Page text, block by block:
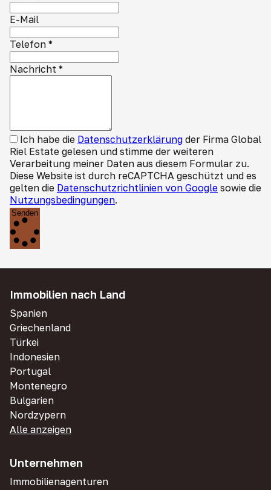
E-Mail
Telefon *
Nachricht *
Ich habe die Datenschutzerklärung der Firma Global
Riel Estate gelesen und stimme der weiteren
Verarbeitung meiner Daten aus diesem Formular zu.
Diese Website ist durch reCAPTCHA geschützt und es
gelten die Datenschutzrichtlinien von Google sowie die
Nutzungsbedingungen.
Senden
Immobilien nach Land
Spanien
Griechenland
Türkei
Indonesien
Portugal
Montenegro
Bulgarien
Nordzypern
Alle anzeigen
Unternehmen
Immobilienagenturen